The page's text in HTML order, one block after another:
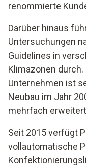
renommierte
Darüber hinaus
Untersuchungen
Guidelines in
Klimazonen
Unternehmen ist
Neubau im Jahr
mehrfach
Seit 2015 verfügt
vollautomatische